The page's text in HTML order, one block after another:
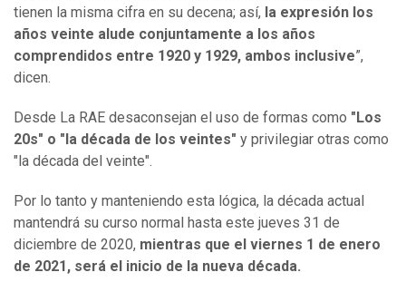
tienen la misma cifra en su decena; así, la expresión los
años veinte alude conjuntamente a los años
comprendidos entre 1920 y 1929, ambos inclusive”,
dicen.
Desde La RAE desaconsejan el uso de formas como "Los
20s" o "la década de los veintes" y privilegiar otras como
"la década del veinte".
Por lo tanto y manteniendo esta lógica, la década actual
mantendrá su curso normal hasta este jueves 31 de
diciembre de 2020, mientras que el viernes 1 de enero
de 2021, será el inicio de la nueva década.